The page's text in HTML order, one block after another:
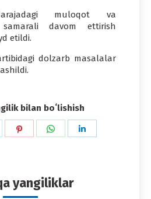
muloqot va
davom ettirish
etildi.
dolzarb masalalar
bilan boʻlishish
Share
Share
yangiliklar